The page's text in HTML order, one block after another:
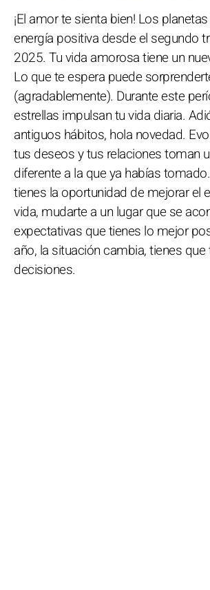
¡El amor te sienta bien! Los
energía positiva desde el segundo
2025. Tu vida amorosa tiene un
Lo que te espera puede
(agradablemente). Durante este
estrellas impulsan tu vida diaria.
antiguos hábitos, hola novedad.
tus deseos y tus relaciones toman
diferente a la que ya habías
tienes la oportunidad de mejorar el
vida, mudarte a un lugar que se
expectativas que tienes lo mejor
año, la situación cambia, tienes
decisiones.